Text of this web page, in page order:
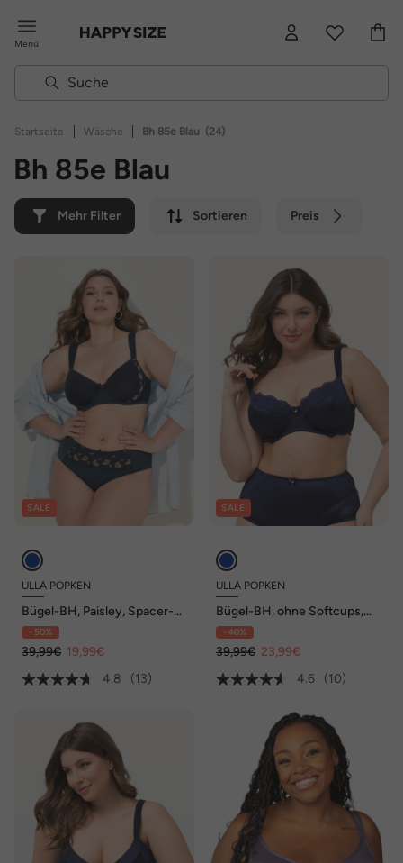
Menü
Startseite | Wäsche | Bh 85e Blau (24)
Bh 85e Blau
Mehr Filter Sortieren Preis
SALE
ULLA POPKEN
Bügel-BH, Paisley, Spacer-
Schalen, Cup B - E
- 50%
39,99€ 19,99€
4.8
(13)
SALE
ULLA POPKEN
Bügel-BH, ohne Softcups,
Satin, Spitze, Cup C - F
- 40%
39,99€ 23,99€
4.6
(10)